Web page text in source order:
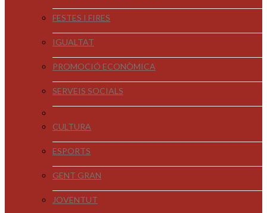
FESTES I FIRES
IGUALTAT
PROMOCIÓ ECONÒMICA
SERVEIS SOCIALS
CULTURA
ESPORTS
GENT GRAN
JOVENTUT